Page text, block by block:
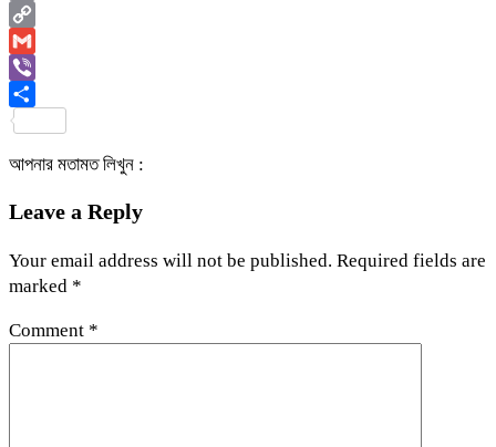
Email
Copy
Link
Gmail
Viber
আপনার মতামত লিখুন :
Leave a Reply
Your email address will not be published. Required fields are
marked *
Comment *